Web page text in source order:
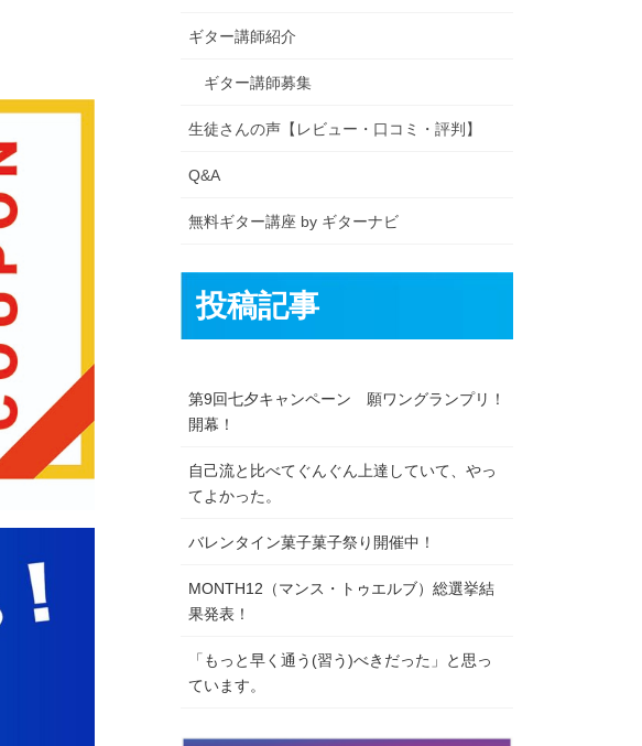
ギター講師紹介
ギター講師募集
生徒さんの声【レビュー・口コミ・評判】
Q&A
無料ギター講座 by ギターナビ
投稿記事
第9回七夕キャンペーン 願ワングランプリ！
開幕！
自己流と比べてぐんぐん上達していて、やっ
てよかった。
バレンタイン菓子菓子祭り開催中！
MONTH12（マンス・トゥエルブ）総選挙結
果発表！
「もっと早く通う(習う)べきだった」と思っ
ています。